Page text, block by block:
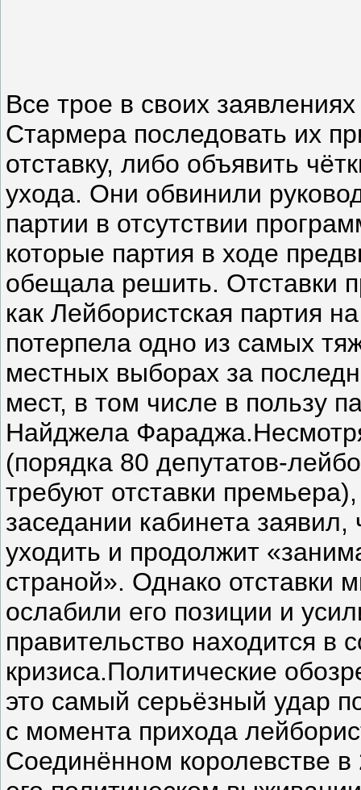
Все трое в своих
Стармера последовать их
отставку, либо объявить
ухода. Они обвинили
партии в отсутствии
которые партия в ходе
обещала решить. Отставки
как Лейбористская партия
потерпела одно из самых
местных выборах за
мест, в том числе в пользу
Найджела
(порядка 80 депутатов-
требуют отставки
заседании кабинета
уходить и продолжит
страной». Однако отставки
ослабили его позиции и
правительство находится в
кризиса.Политические
это самый серьёзный удар
с момента прихода
Соединённом королевстве в